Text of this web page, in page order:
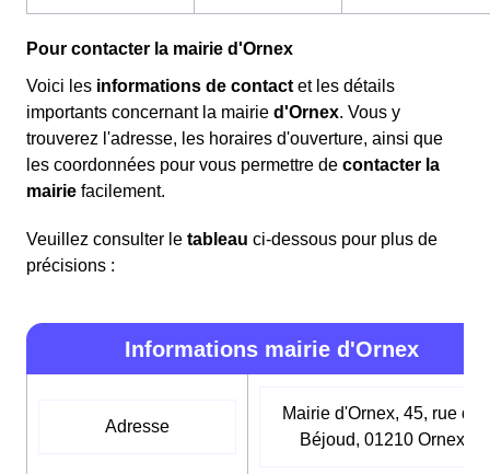
Pour contacter la mairie d'Ornex
Voici les informations de contact et les détails
importants concernant la mairie d'Ornex. Vous y
trouverez l'adresse, les horaires d'ouverture, ainsi que
les coordonnées pour vous permettre de contacter la
mairie facilement.
Veuillez consulter le tableau ci-dessous pour plus de
précisions :
Informations mairie d'Ornex
Adresse
Mairie d'Ornex, 45, rue de
Béjoud, 01210 Ornex